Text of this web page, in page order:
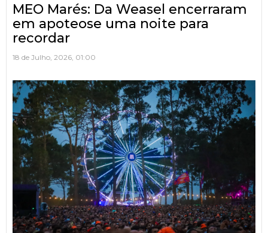
MEO Marés: Da Weasel encerraram
em apoteose uma noite para
recordar
18 de Julho, 2026, 01:00